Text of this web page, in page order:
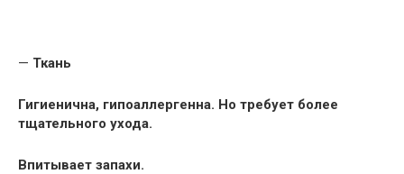
— Ткань
Гигиенична, гипоаллергенна. Но требует более
тщательного ухода.
Впитывает запахи.